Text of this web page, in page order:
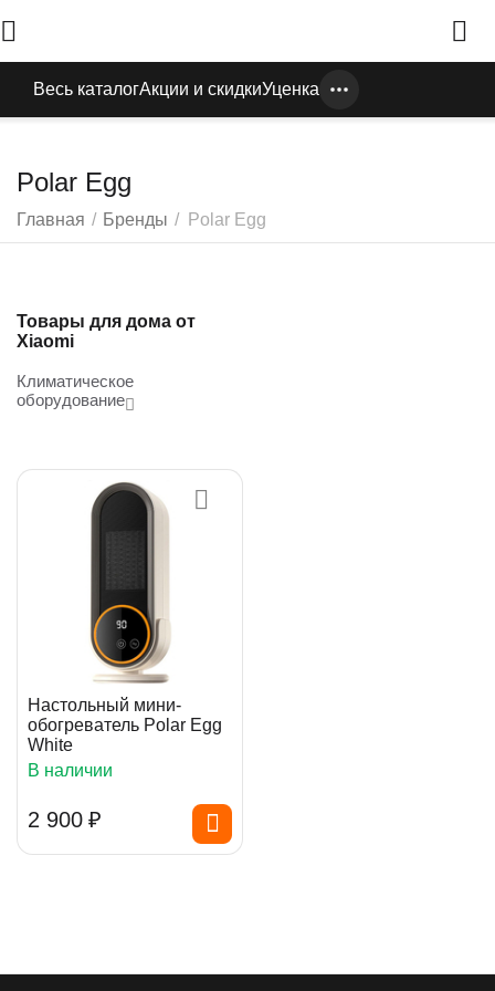
Весь каталогАкции и скидкиУценка
Polar Egg
Главная / Бренды / Polar Egg
Товары для дома от
Xiaomi
Климатическое
оборудование
Настольный мини-
обогреватель Polar Egg
White
В наличии
2 900 ₽